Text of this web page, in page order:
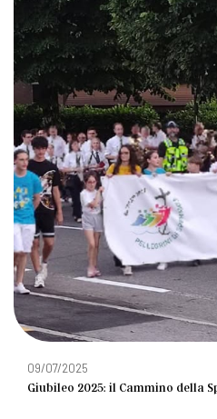
09/07/2025
Giubileo 2025: il Cammino della